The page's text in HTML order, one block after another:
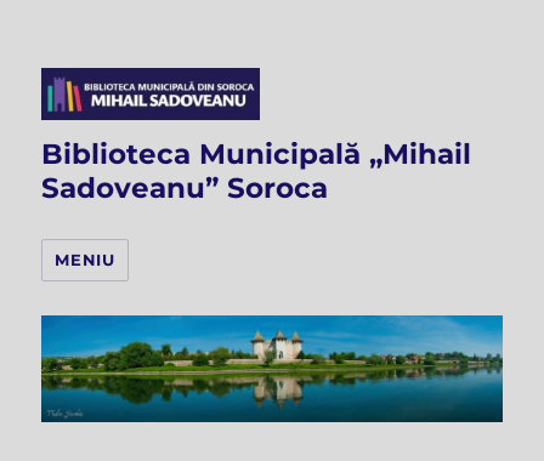
Biblioteca Municipală „Mihail
Sadoveanu” Soroca
MENIU